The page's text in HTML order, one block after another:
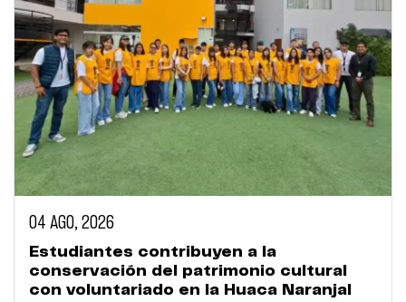
04 AGO, 2026
Estudiantes contribuyen a la
conservación del patrimonio cultural
con voluntariado en la Huaca Naranjal